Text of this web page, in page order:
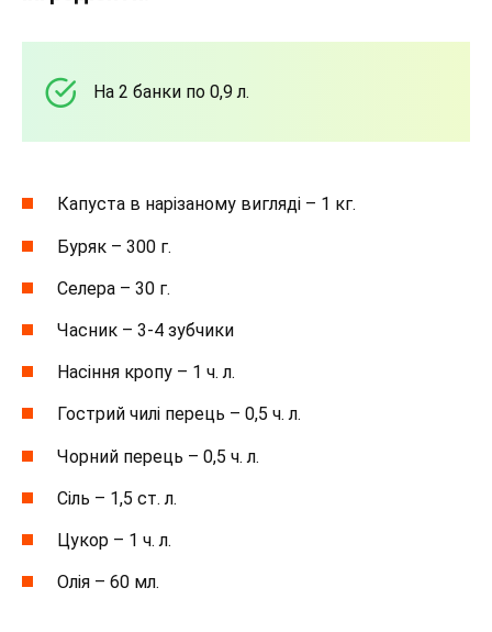
На 2 банки по 0,9 л.
Капуста в нарізаному вигляді – 1 кг.
Буряк – 300 г.
Селера – 30 г.
Часник – 3-4 зубчики
Насіння кропу – 1 ч. л.
Гострий чилі перець – 0,5 ч. л.
Чорний перець – 0,5 ч. л.
Сіль – 1,5 ст. л.
Цукор – 1 ч. л.
Олія – 60 мл.